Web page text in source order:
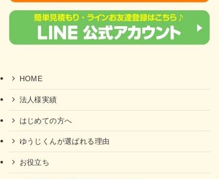
HOME
法人様実績
はじめての方へ
ゆうじくんが選ばれる理由
お役立ち